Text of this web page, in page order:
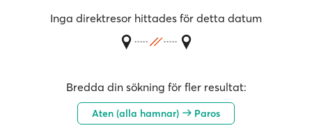
Inga direktresor hittades för detta datum
Bredda din sökning för fler resultat:
Aten (alla hamnar) Paros